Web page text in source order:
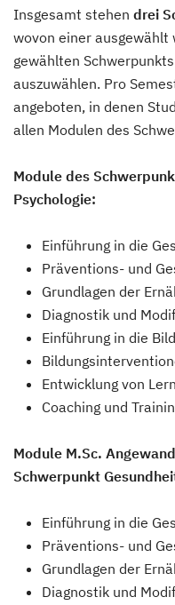
Insgesamt stehen drei
wovon einer ausgewählt
gewählten
auszuwählen. Pro
angeboten, in denen
allen Modulen des
Module des
Psychologie:
Einführung in die
Präventions- und
Grundlagen der
Diagnostik und
Einführung in die
Entwicklung von
Coaching und
Module M.Sc.
Schwerpunkt
Einführung in die
Präventions- und
Grundlagen der
Diagnostik und